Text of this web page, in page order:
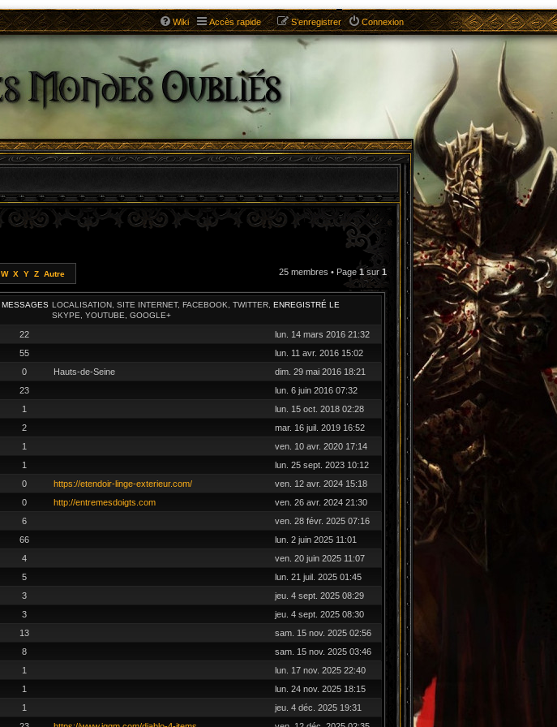
Wiki Accès rapide Connexion
S’enregistrer
W X Y Z Autre 25 membres • Page1 sur 1
MESSAGES LOCALISATION, SITE INTERNET, FACEBOOK, TWITTER,
SKYPE, YOUTUBE, GOOGLE+
ENREGISTRÉ LE
22
lun. 14 mars 2016 21:32
55
lun. 11 avr. 2016 15:02
0 Hauts-de-Seine
dim. 29 mai 2016 18:21
23
lun. 6 juin 2016 07:32
1
lun. 15 oct. 2018 02:28
2
mar. 16 juil. 2019 16:52
1
ven. 10 avr. 2020 17:14
1
lun. 25 sept. 2023 10:12
0 https://etendoir-linge-exterieur.com/
ven. 12 avr. 2024 15:18
0 http://entremesdoigts.com
ven. 26 avr. 2024 21:30
6
ven. 28 févr. 2025 07:16
66
lun. 2 juin 2025 11:01
4
ven. 20 juin 2025 11:07
5
lun. 21 juil. 2025 01:45
3
jeu. 4 sept. 2025 08:29
3
jeu. 4 sept. 2025 08:30
13
sam. 15 nov. 2025 02:56
8
sam. 15 nov. 2025 03:46
1
lun. 17 nov. 2025 22:40
1
lun. 24 nov. 2025 18:15
1
jeu. 4 déc. 2025 19:31